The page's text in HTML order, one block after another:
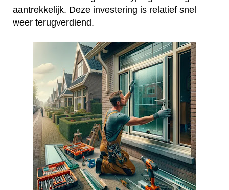
aantrekkelijk. Deze investering is relatief snel
weer terugverdiend.